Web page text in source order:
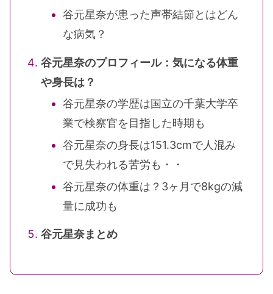
谷元星奈が患った声帯結節とはどん
な病気？
谷元星奈のプロフィール：気になる体重
や身長は？
谷元星奈の学歴は国立の千葉大学卒
業で検察官を目指した時期も
谷元星奈の身長は151.3cmで人混み
で見失われる苦労も・・
谷元星奈の体重は？3ヶ月で8kgの減
量に成功も
谷元星奈まとめ